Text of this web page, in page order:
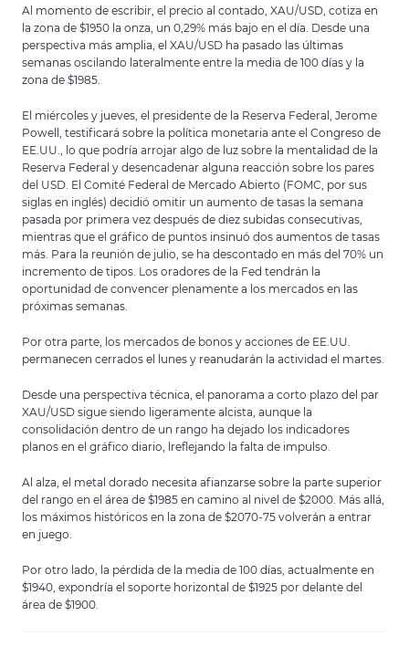
Al momento de escribir, el precio al contado, XAU/USD, cotiza en
la zona de $1950 la onza, un 0,29% más bajo en el día. Desde una
perspectiva más amplia, el XAU/USD ha pasado las últimas
semanas oscilando lateralmente entre la media de 100 días y la
zona de $1985.
El miércoles y jueves, el presidente de la Reserva Federal, Jerome
Powell, testificará sobre la política monetaria ante el Congreso de
EE.UU., lo que podría arrojar algo de luz sobre la mentalidad de la
Reserva Federal y desencadenar alguna reacción sobre los pares
del USD. El Comité Federal de Mercado Abierto (FOMC, por sus
siglas en inglés) decidió omitir un aumento de tasas la semana
pasada por primera vez después de diez subidas consecutivas,
mientras que el gráfico de puntos insinuó dos aumentos de tasas
más. Para la reunión de julio, se ha descontado en más del 70% un
incremento de tipos. Los oradores de la Fed tendrán la
oportunidad de convencer plenamente a los mercados en las
próximas semanas.
Por otra parte, los mercados de bonos y acciones de EE.UU.
permanecen cerrados el lunes y reanudarán la actividad el martes.
Desde una perspectiva técnica, el panorama a corto plazo del par
XAU/USD sigue siendo ligeramente alcista, aunque la
consolidación dentro de un rango ha dejado los indicadores
planos en el gráfico diario, lreflejando la falta de impulso.
Al alza, el metal dorado necesita afianzarse sobre la parte superior
del rango en el área de $1985 en camino al nivel de $2000. Más allá,
los máximos históricos en la zona de $2070-75 volverán a entrar
en juego.
Por otro lado, la pérdida de la media de 100 días, actualmente en
$1940, expondría el soporte horizontal de $1925 por delante del
área de $1900.